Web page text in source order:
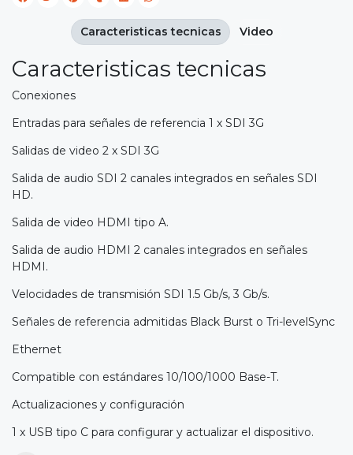
Caracteristicas tecnicas
Conexiones
Entradas para señales de referencia 1 x SDI 3G
Salidas de video 2 x SDI 3G
Salida de audio SDI 2 canales integrados en señales SDI
HD.
Salida de video HDMI tipo A.
Salida de audio HDMI 2 canales integrados en señales
HDMI.
Velocidades de transmisión SDI 1.5 Gb/s, 3 Gb/s.
Señales de referencia admitidas Black Burst o Tri-levelSync
Ethernet
Compatible con estándares 10/100/1000 Base-T.
Actualizaciones y configuración
1 x USB tipo C para configurar y actualizar el dispositivo.
Caracteristicas tecnicas Video